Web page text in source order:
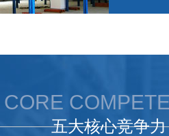
CORE
五大核心竞争力